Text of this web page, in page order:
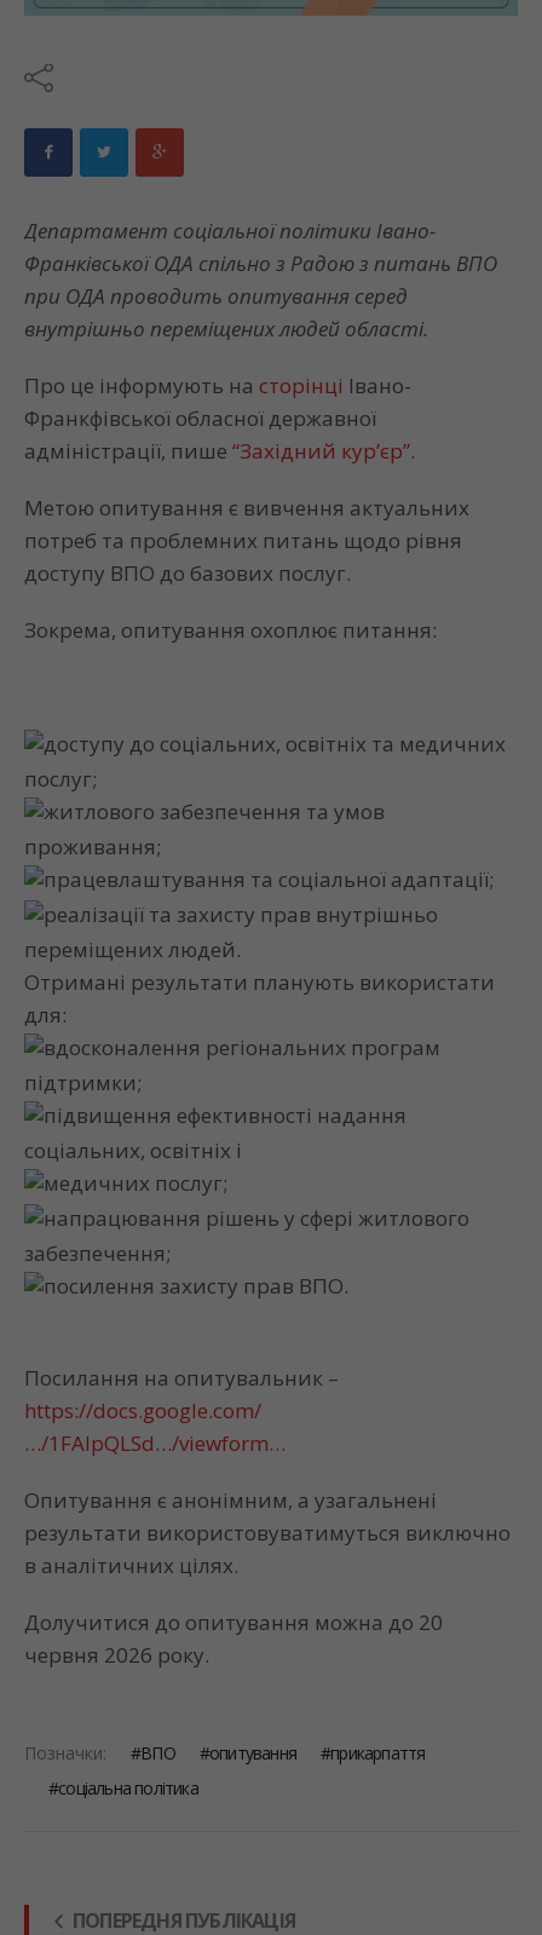
Департамент соціальної політики Івано-
Франківської ОДА спільно з Радою з питань ВПО
при ОДА проводить опитування серед
внутрішньо переміщених людей області.
Про це інформують на сторінці Івано-
Франкфівської обласної державної
адміністрації, пише “Західний кур’єр”.
Метою опитування є вивчення актуальних
потреб та проблемних питань щодо рівня
доступу ВПО до базових послуг.
Зокрема, опитування охоплює питання:
доступу до соціальних, освітніх та медичних
послуг;
житлового забезпечення та умов
проживання;
працевлаштування та соціальної адаптації;
реалізації та захисту прав внутрішньо
переміщених людей.
Отримані результати планують використати
для:
вдосконалення регіональних програм
підтримки;
підвищення ефективності надання
соціальних, освітніх і
медичних послуг;
напрацювання рішень у сфері житлового
забезпечення;
посилення захисту прав ВПО.
Посилання на опитувальник –
https://docs.google.com/
…/1FAIpQLSd…/viewform…
Опитування є анонімним, а узагальнені
результати використовуватимуться виключно
в аналітичних цілях.
Долучитися до опитування можна до 20
червня 2026 року.
Позначки: ВПО опитування
прикарпаття
соціальна політика
ПОПЕРЕДНЯ ПУБЛІКАЦІЯ